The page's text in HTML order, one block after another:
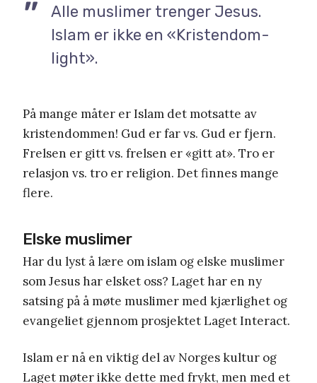
Alle muslimer trenger Jesus.
Islam er ikke en «Kristendom-
light».
På mange måter er Islam det motsatte av
kristendommen! Gud er far vs. Gud er fjern.
Frelsen er gitt vs. frelsen er «gitt at». Tro er
relasjon vs. tro er religion. Det finnes mange
flere.
Elske muslimer
Har du lyst å lære om islam og elske muslimer
som Jesus har elsket oss? Laget har en ny
satsing på å møte muslimer med kjærlighet og
evangeliet gjennom prosjektet Laget Interact.
Islam er nå en viktig del av Norges kultur og
Laget møter ikke dette med frykt, men med et